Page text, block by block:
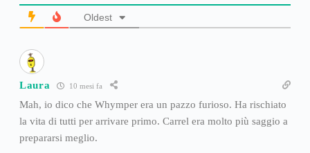
Oldest
Laura 10 mesi fa
Mah, io dico che Whymper era un pazzo furioso. Ha rischiato
la vita di tutti per arrivare primo. Carrel era molto più saggio a
prepararsi meglio.